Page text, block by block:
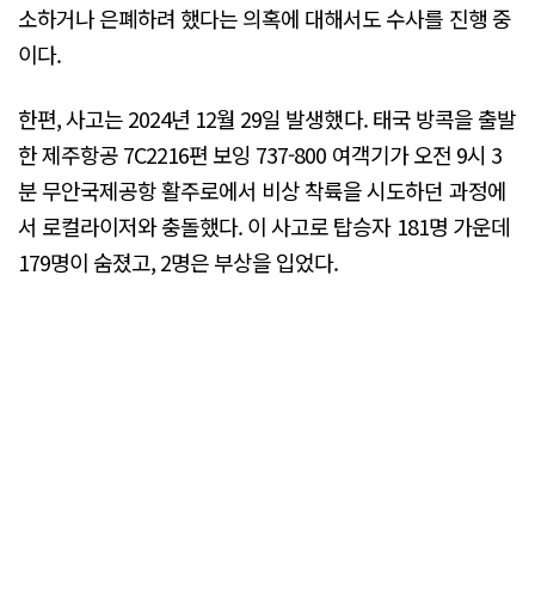
소하거나 은폐하려 했다는 의혹에 대해서도 수사를 진행 중
이다.
한편, 사고는 2024년 12월 29일 발생했다. 태국 방콕을 출발
한 제주항공 7C2216편 보잉 737-800 여객기가 오전 9시 3
분 무안국제공항 활주로에서 비상 착륙을 시도하던 과정에
서 로컬라이저와 충돌했다. 이 사고로 탑승자 181명 가운데
179명이 숨졌고, 2명은 부상을 입었다.